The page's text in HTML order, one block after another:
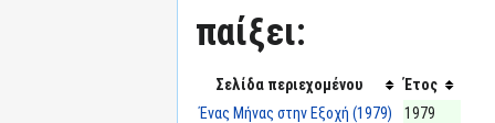
παίξει:
Σελίδα περιεχομένου
Έτος
Ένας Μήνας στην Εξοχή (1979)
1979